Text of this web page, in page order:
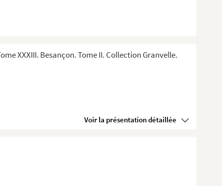
XXXIII. Besançon. Tome II. Collection Granvelle.
Voir la présentation détaillée